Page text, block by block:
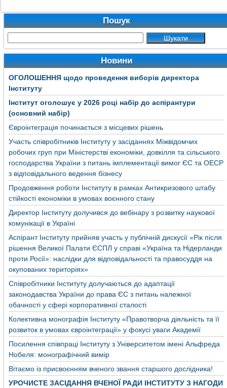
Пошук
Новини
ОГОЛОШЕННЯ щодо проведення виборів директора
Інституту
Інститут оголошує у 2026 році набір до аспірантури
(основний набір)
Євроінтеграція починається з місцевих рішень
Участь співробітників Інституту у засіданнях Міжвідомчих
робочих груп при Міністерстві економіки, довкілля та сільського
господарства України з питань імплементації вимог ЄС та ОЕСР
з відповідального ведення бізнесу
Продовження роботи Інституту в рамках Антикризового штабу
стійкості економіки в умовах воєнного стану
Директор Інституту долучився до вебінару з розвитку наукової
комунікації в Україні
Аспірант Інституту прийняв участь у публічній дискусії «Рік після
рішення Великої Палати ЄСПЛ у справі «Україна та Нідерланди
проти Росії»: наслідки для відповідальності та правосуддя на
окупованих територіях»
Співробітники Інституту долучаються до адаптації
законодавства України до права ЄС з питань належної
обачності у сфері корпоративної сталості
Колективна монографія Інституту «Правотворча діяльність та її
розвиток в умовах євроінтеграції» у фокусі уваги Академії
Посилення співпраці Інституту з Університетом імені Альфреда
Нобеля: монографічний вимір
Вітаємо із присвоєнням вченого звання старшого дослідника!
УРОЧИСТЕ ЗАСІДАННЯ ВЧЕНОЇ РАДИ ІНСТИТУТУ З НАГОДИ